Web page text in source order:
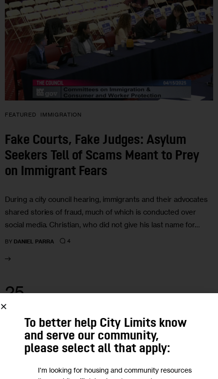
FEATURED IMMIGRATION
Fake Courts, Fake Judges: Asylum
Seekers Tell of Scams Meant to Prey
on Immigrant Fears
During a city council hearing, immigrants and their advocates
shared stories of fraud, much of which is conducted over
social media. Christian, who did not give his last name for…
BY DANIEL PARRA 4
25
MAR 2025
To better help City Limits know
and serve our community,
please select all that apply:
I'm looking for housing and community resources